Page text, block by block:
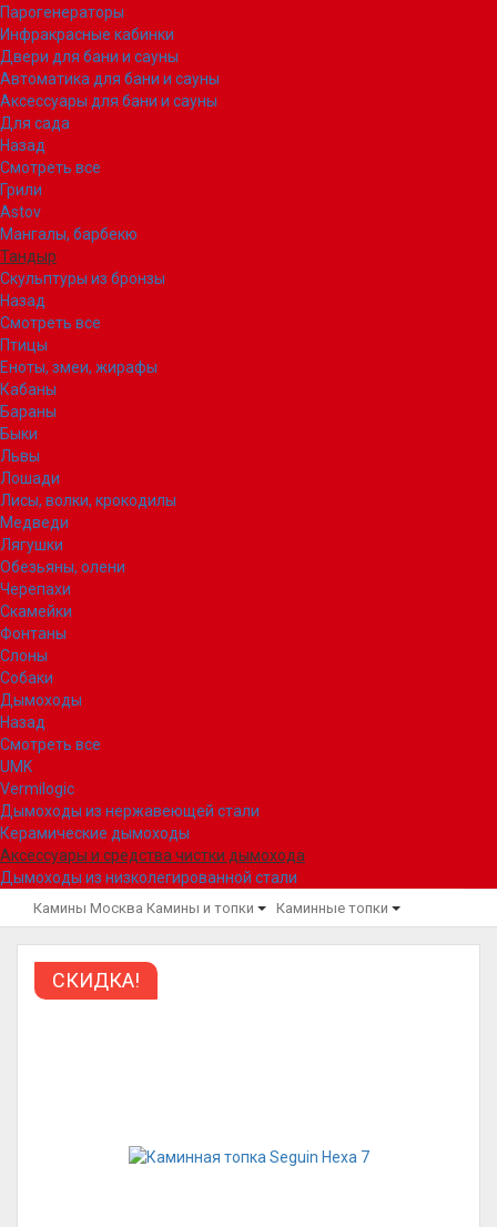
Парогенераторы
Инфракрасные кабинки
Двери для бани и сауны
Автоматика для бани и сауны
Аксессуары для бани и сауны
Для сада
Назад
Смотреть все
Грили
Astov
Мангалы, барбекю
Тандыр
Скульптуры из бронзы
Назад
Смотреть все
Птицы
Еноты, змеи, жирафы
Кабаны
Бараны
Быки
Львы
Лошади
Лисы, волки, крокодилы
Медведи
Лягушки
Обезьяны, олени
Черепахи
Скамейки
Фонтаны
Слоны
Собаки
Дымоходы
Назад
Смотреть все
UMK
Vermilogic
Дымоходы из нержавеющей стали
Керамические дымоходы
Аксессуары и средства чистки дымохода
Дымоходы из низколегированной стали
Камины Москва Камины и топки Каминные топки
СКИДКА!